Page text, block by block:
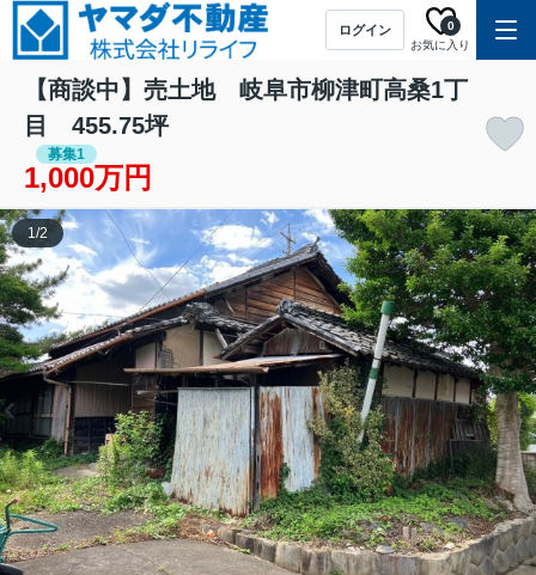
ログイン
お気に入り
0
【商談中】売土地 岐阜市柳津町高桑1丁
目 455.75坪
募集1
1,000万円
1/2